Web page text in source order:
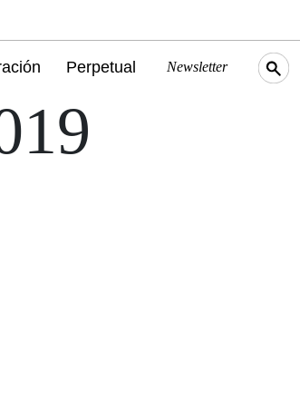
Perpetual Newsletter